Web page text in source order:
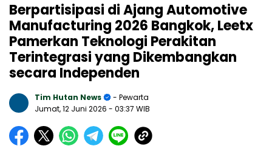
Berpartisipasi di Ajang Automotive
Manufacturing 2026 Bangkok, Leetx
Pamerkan Teknologi Perakitan
Terintegrasi yang Dikembangkan
secara Independen
Tim Hutan News
- Pewarta
Jumat, 12 Juni 2026 - 03:37 WIB